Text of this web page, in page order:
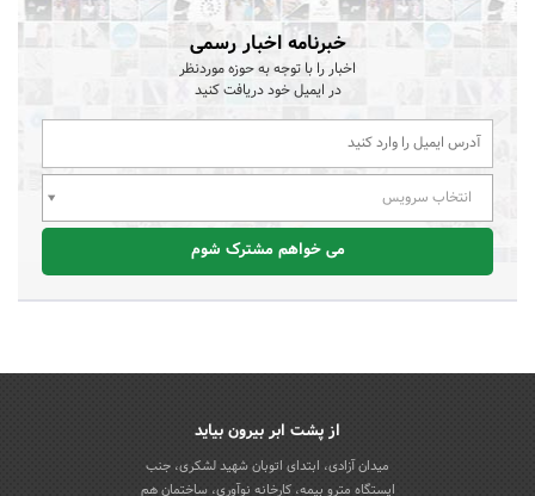
خبرنامه اخبار رسمی
اخبار را با توجه به حوزه موردنظر
در ایمیل خود دریافت کنید
انتخاب سرویس
می خواهم مشترک شوم
از پشت ابر بیرون بیاید
میدان آزادی، ابتدای اتوبان شهید لشکری، جنب
ایستگاه مترو بیمه، کارخانه نوآوری، ساختمان هم